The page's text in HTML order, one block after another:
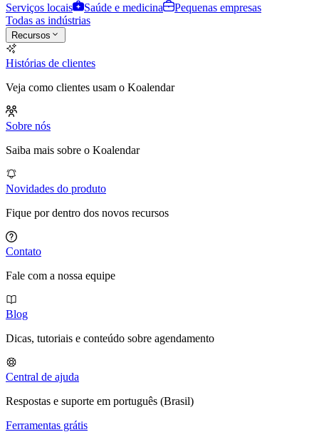
Serviços locais
Saúde e medicina
Pequenas empresas
Todas as indústrias
Recursos
Histórias de clientes
Veja como clientes usam o Koalendar
Sobre nós
Saiba mais sobre o Koalendar
Novidades do produto
Fique por dentro dos novos recursos
Contato
Fale com a nossa equipe
Blog
Dicas, tutoriais e conteúdo sobre agendamento
Central de ajuda
Respostas e suporte em português (Brasil)
Ferramentas grátis